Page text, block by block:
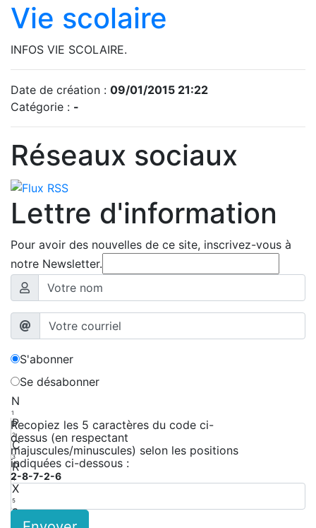
Vie scolaire
INFOS VIE SCOLAIRE.
Date de création : 09/01/2015 21:22
Catégorie : -
Réseaux sociaux
Lettre d'information
Pour avoir des nouvelles de ce site, inscrivez-vous à
notre Newsletter.
S'abonner
Se désabonner
N
1
P
2
C
3
R
4
X
5
a
Recopiez les 5 caractères du code ci-
dessus (en respectant
majuscules/minuscules) selon les positions
indiquées ci-dessous :
2-8-7-2-6